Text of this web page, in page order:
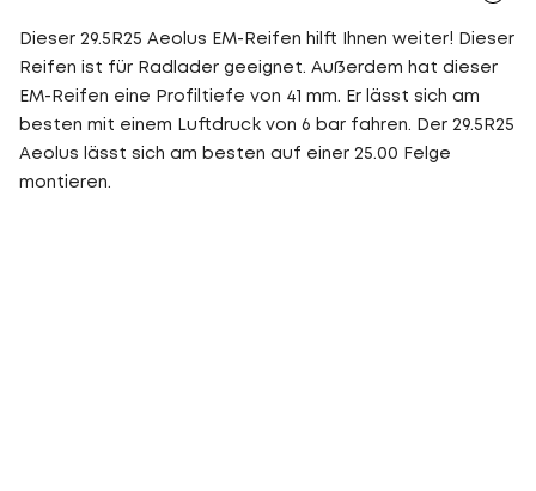
Dieser 29.5R25 Aeolus EM-Reifen hilft Ihnen weiter! Dieser
Reifen ist für Radlader geeignet. Außerdem hat dieser
EM-Reifen eine Profiltiefe von 41 mm. Er lässt sich am
besten mit einem Luftdruck von 6 bar fahren. Der 29.5R25
Aeolus lässt sich am besten auf einer 25.00 Felge
montieren.